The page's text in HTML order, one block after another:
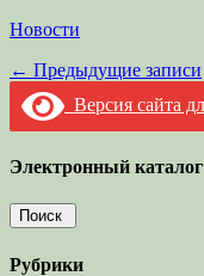
Категории
Новости
Навигация
по
записям
← Предыдущие записи
Версия сайта
Электронный каталог
Рубрики